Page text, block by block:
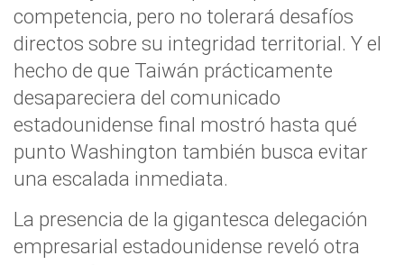
competencia, pero no tolerará desafíos
directos sobre su integridad territorial. Y el
hecho de que Taiwán prácticamente
desapareciera del comunicado
estadounidense final mostró hasta qué
punto Washington también busca evitar
una escalada inmediata.
La presencia de la gigantesca delegación
empresarial estadounidense reveló otra